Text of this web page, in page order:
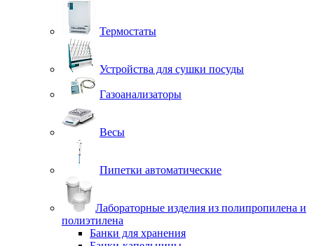
Термостаты
Устройства для сушки посуды
Газоанализаторы
Весы
Пипетки автоматические
Лабораторные изделия из полипропилена и
полиэтилена
Банки для хранения